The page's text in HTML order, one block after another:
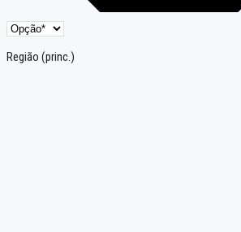
Região (princ.)